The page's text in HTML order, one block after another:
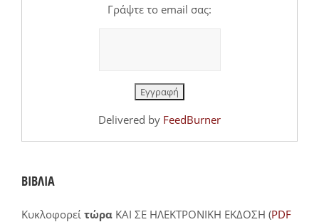
Γράψτε το email σας:
Delivered by FeedBurner
ΒΙΒΛΙΑ
Κυκλοφορεί τώρα ΚΑΙ ΣΕ ΗΛΕΚΤΡΟΝΙΚΗ ΕΚΔΟΣΗ (PDF